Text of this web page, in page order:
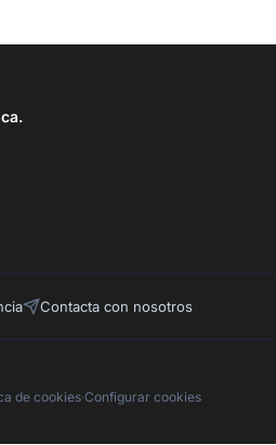
Contacta con nosotros
de cookies·Configurar cookies